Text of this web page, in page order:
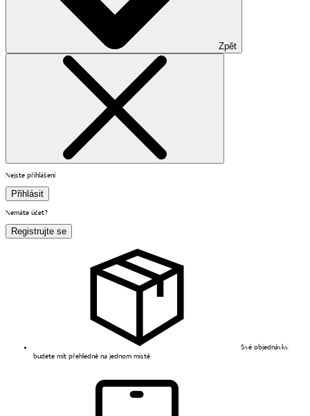
Zpět
Nejste přihlášení
Přihlásit
Nemáte účet?
Registrujte se
Své objednávky
budete mít přehledně na jednom místě